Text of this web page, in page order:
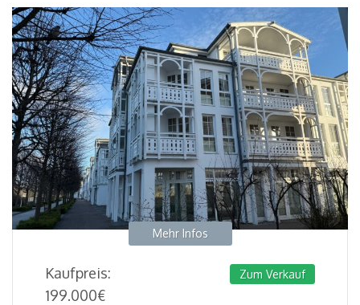
Mehr Infos
Kaufpreis:
199.000€
Zum Verkauf